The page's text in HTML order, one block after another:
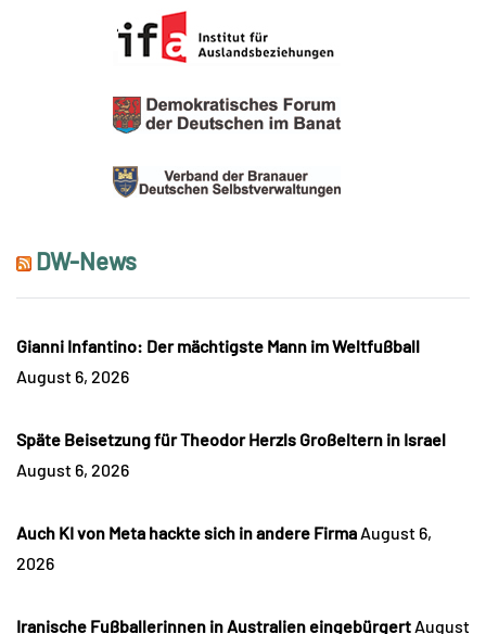
DW-News
Gianni Infantino: Der mächtigste Mann im Weltfußball
August 6, 2026
Späte Beisetzung für Theodor Herzls Großeltern in Israel
August 6, 2026
Auch KI von Meta hackte sich in andere Firma August 6,
2026
Iranische Fußballerinnen in Australien eingebürgert August